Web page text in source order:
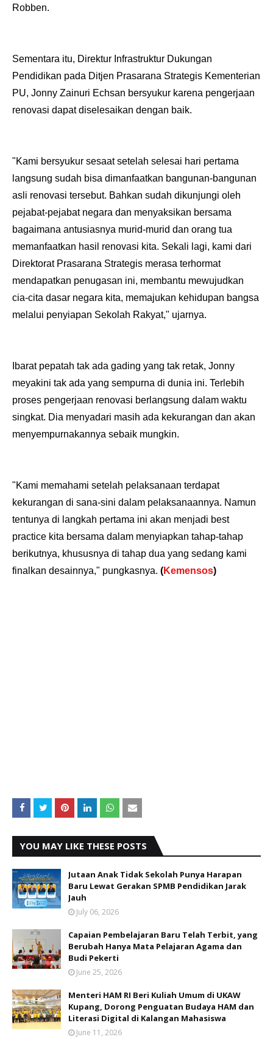
Robben.
Sementara itu, Direktur Infrastruktur Dukungan
Pendidikan pada Ditjen Prasarana Strategis Kementerian
PU, Jonny Zainuri Echsan bersyukur karena pengerjaan
renovasi dapat diselesaikan dengan baik.
"Kami bersyukur sesaat setelah selesai hari pertama
langsung sudah bisa dimanfaatkan bangunan-bangunan
asli renovasi tersebut. Bahkan sudah dikunjungi oleh
pejabat-pejabat negara dan menyaksikan bersama
bagaimana antusiasnya murid-murid dan orang tua
memanfaatkan hasil renovasi kita. Sekali lagi, kami dari
Direktorat Prasarana Strategis merasa terhormat
mendapatkan penugasan ini, membantu mewujudkan
cia-cita dasar negara kita, memajukan kehidupan bangsa
melalui penyiapan Sekolah Rakyat," ujarnya.
Ibarat pepatah tak ada gading yang tak retak, Jonny
meyakini tak ada yang sempurna di dunia ini. Terlebih
proses pengerjaan renovasi berlangsung dalam waktu
singkat. Dia menyadari masih ada kekurangan dan akan
menyempurnakannya sebaik mungkin.
"Kami memahami setelah pelaksanaan terdapat
kekurangan di sana-sini dalam pelaksanaannya. Namun
tentunya di langkah pertama ini akan menjadi best
practice kita bersama dalam menyiapkan tahap-tahap
berikutnya, khususnya di tahap dua yang sedang kami
finalkan desainnya," pungkasnya. (Kemensos)
YOU MAY LIKE THESE POSTS
Jutaan Anak Tidak Sekolah Punya Harapan
Baru Lewat Gerakan SPMB Pendidikan Jarak
Jauh
July 06, 2026
Capaian Pembelajaran Baru Telah Terbit, yang
Berubah Hanya Mata Pelajaran Agama dan
Budi Pekerti
June 25, 2026
Menteri HAM RI Beri Kuliah Umum di UKAW
Kupang, Dorong Penguatan Budaya HAM dan
Literasi Digital di Kalangan Mahasiswa
June 11, 2026